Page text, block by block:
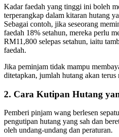
Kadar faedah yang tinggi ini boleh
terperangkap dalam kitaran hutang
Sebagai contoh, jika seseorang
faedah 18% setahun, mereka perlu
RM11,800 selepas setahun, iaitu
faedah.
Jika peminjam tidak mampu
ditetapkan, jumlah hutang akan terus
2. Cara Kutipan Hutang
Pemberi pinjam wang berlesen
pengutipan hutang yang sah dan
oleh undang-undang dan peraturan.